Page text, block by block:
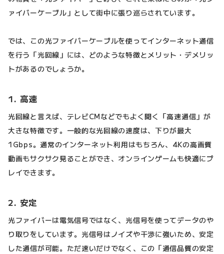
ァイバーケーブル」として街中に張り巡らされています。
では、この光ファイバーケーブルを使ってインターネット通信
を行う「光回線」には、どのような特徴とメリット・デメリッ
トがあるのでしょうか。
1. 高速
光回線と言えば、テレビCMなどでもよく聞く「高速通信」が
大きな特徴です。一般的な光回線の速度は、下りが最大
1Gbps。通常のインターネット利用はもちろん、4Kの高画質
動画もサクサク見ることができ、オンラインゲームも快適にプ
レイできます。
2. 安定
光ファイバーは電気信号ではなく、光信号を使ってデータのや
り取りをしています。光信号はノイズや干渉に強いため、安定
した通信が可能。ただ速いだけでなく、この「通信品質の安定